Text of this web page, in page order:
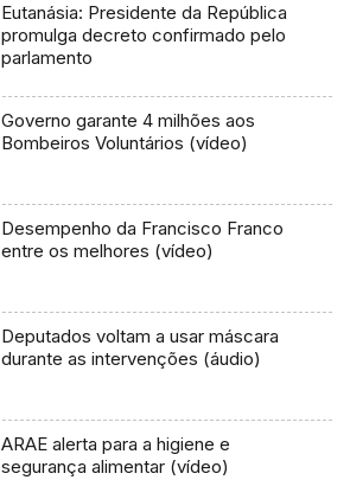
Eutanásia: Presidente da República
promulga decreto confirmado pelo
parlamento
Governo garante 4 milhões aos
Bombeiros Voluntários (vídeo)
Desempenho da Francisco Franco
entre os melhores (vídeo)
Deputados voltam a usar máscara
durante as intervenções (áudio)
ARAE alerta para a higiene e
segurança alimentar (vídeo)